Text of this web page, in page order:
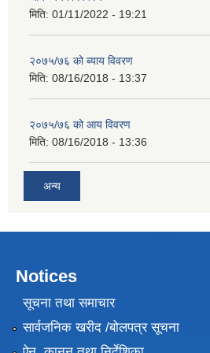
मिति: 01/11/2022 - 19:21
२०७५/७६ को ब्याय विवरण
मिति: 08/16/2018 - 13:37
२०७५/७६ को आय विवरण
मिति: 08/16/2018 - 13:36
अन्य
Notices
सूचना तथा समाचार
सार्वजनिक खरीद /बोलपत्र सूचना